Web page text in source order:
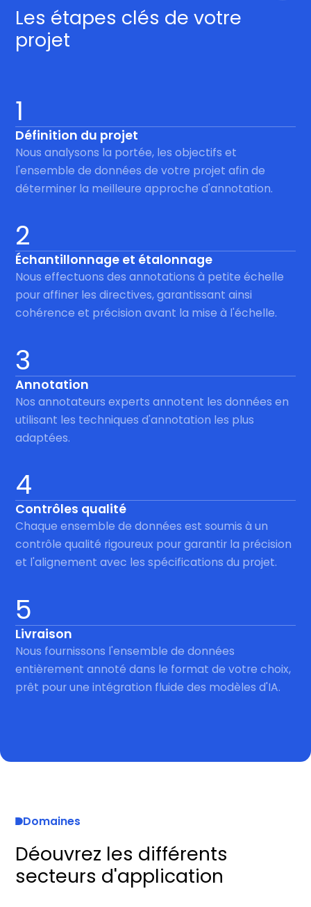
Les étapes clés de votre
projet
1
Définition du projet
Nous analysons la portée, les objectifs et
l'ensemble de données de votre projet afin de
déterminer la meilleure approche d'annotation.
2
Échantillonnage et étalonnage
Nous effectuons des annotations à petite échelle
pour affiner les directives, garantissant ainsi
cohérence et précision avant la mise à l'échelle.
3
Annotation
Nos annotateurs experts annotent les données en
utilisant les techniques d'annotation les plus
adaptées.
4
Contrôles qualité
Chaque ensemble de données est soumis à un
contrôle qualité rigoureux pour garantir la précision
et l'alignement avec les spécifications du projet.
5
Livraison
Nous fournissons l'ensemble de données
entièrement annoté dans le format de votre choix,
prêt pour une intégration fluide des modèles d'IA.
Domaines
Déouvrez les différents
secteurs d'application